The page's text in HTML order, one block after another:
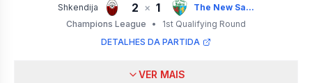
Shkendija 2 × 1
The New Sa...
Champions League
•
1st Qualifying Round
DETALHES DA PARTIDA
VER MAIS